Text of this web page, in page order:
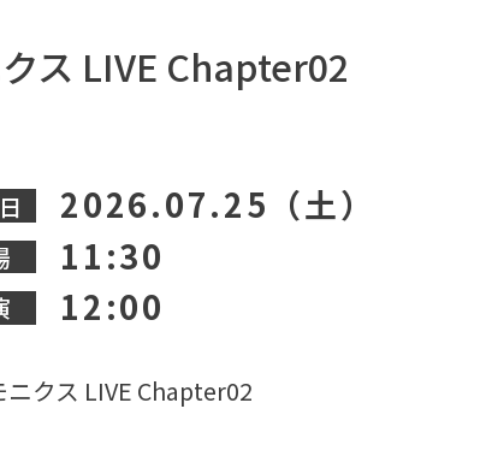
ス LIVE Chapter02
2026.07.25（土）
11:30
12:00
ニクス LIVE Chapter02